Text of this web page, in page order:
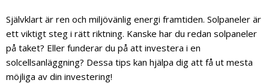
Självklart är ren och miljövänlig energi framtiden. Solpaneler är
ett viktigt steg i rätt riktning. Kanske har du redan solpaneler
på taket? Eller funderar du på att investera i en
solcellsanläggning? Dessa tips kan hjälpa dig att få ut mesta
möjliga av din investering!